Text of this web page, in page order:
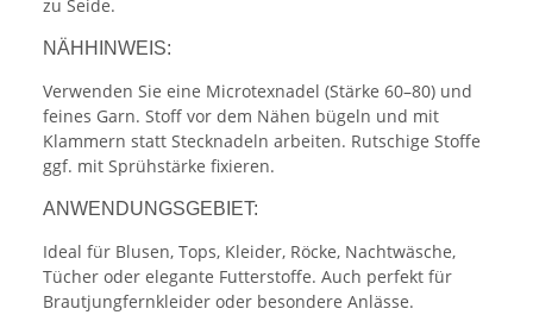
zu Seide.
NÄHHINWEIS:
Verwenden Sie eine Microtexnadel (Stärke 60–80) und
feines Garn. Stoff vor dem Nähen bügeln und mit
Klammern statt Stecknadeln arbeiten. Rutschige Stoffe
ggf. mit Sprühstärke fixieren.
ANWENDUNGSGEBIET:
Ideal für Blusen, Tops, Kleider, Röcke, Nachtwäsche,
Tücher oder elegante Futterstoffe. Auch perfekt für
Brautjungfernkleider oder besondere Anlässe.